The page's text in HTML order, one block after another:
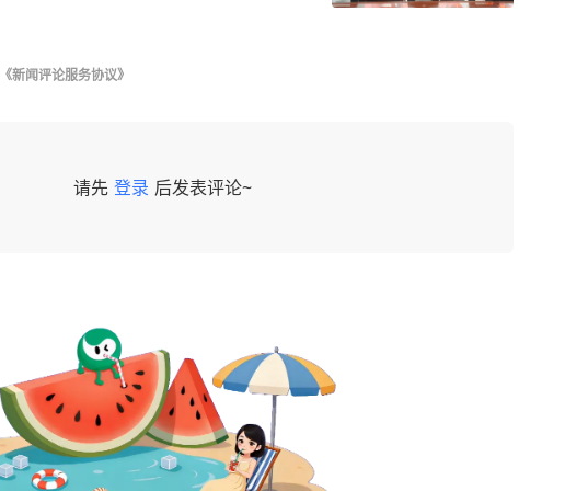
《新闻评论服务协议》
请先 登录 后发表评论~